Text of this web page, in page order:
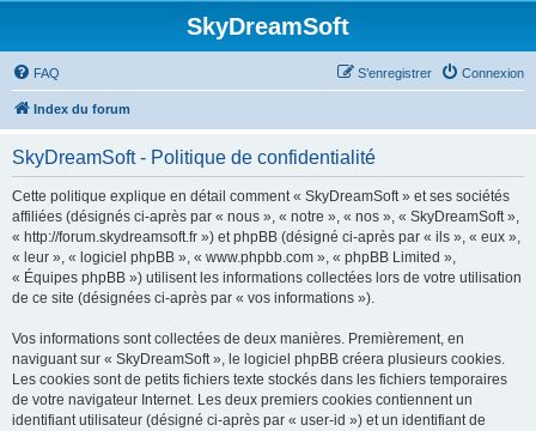
SkyDreamSoft
FAQ Connexion
S’enregistrer
Index du forum
SkyDreamSoft - Politique de confidentialité
Cette politique explique en détail comment « SkyDreamSoft » et ses sociétés
affiliées (désignés ci-après par « nous », « notre », « nos », « SkyDreamSoft »,
« http://forum.skydreamsoft.fr ») et phpBB (désigné ci-après par « ils », « eux »,
« leur », « logiciel phpBB », « www.phpbb.com », « phpBB Limited »,
« Équipes phpBB ») utilisent les informations collectées lors de votre utilisation
de ce site (désignées ci-après par « vos informations »).
Vos informations sont collectées de deux manières. Premièrement, en
naviguant sur « SkyDreamSoft », le logiciel phpBB créera plusieurs cookies.
Les cookies sont de petits fichiers texte stockés dans les fichiers temporaires
de votre navigateur Internet. Les deux premiers cookies contiennent un
identifiant utilisateur (désigné ci-après par « user-id ») et un identifiant de